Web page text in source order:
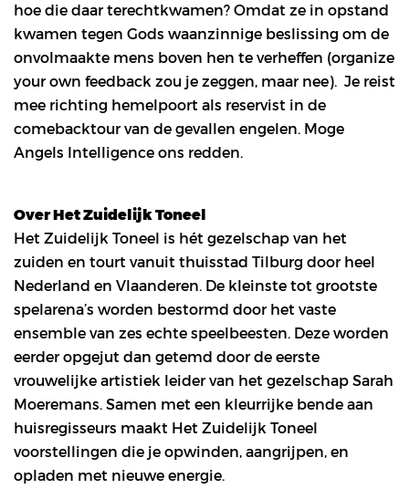
hoe die daar terechtkwamen? Omdat ze in opstand
kwamen tegen Gods waanzinnige beslissing om de
onvolmaakte mens boven hen te verheffen (organize
your own feedback zou je zeggen, maar nee). Je reist
mee richting hemelpoort als reservist in de
comebacktour van de gevallen engelen. Moge
Angels Intelligence ons redden.
Over Het Zuidelijk Toneel
Het Zuidelijk Toneel is hét gezelschap van het
zuiden en tourt vanuit thuisstad Tilburg door heel
Nederland en Vlaanderen. De kleinste tot grootste
spelarena’s worden bestormd door het vaste
ensemble van zes echte speelbeesten. Deze worden
eerder opgejut dan getemd door de eerste
vrouwelijke artistiek leider van het gezelschap Sarah
Moeremans. Samen met een kleurrijke bende aan
huisregisseurs maakt Het Zuidelijk Toneel
voorstellingen die je opwinden, aangrijpen, en
opladen met nieuwe energie.